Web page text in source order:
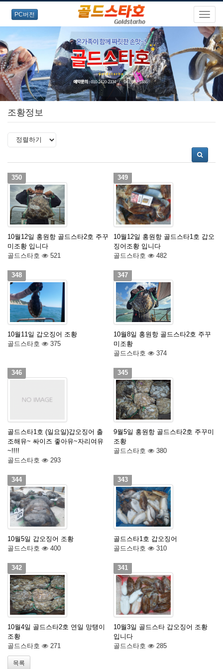
PC버전
조황정보
350
10월12일 홍원항 골드스타2호 주꾸
미조황 입니다
골드스타호
521
349
10월12일 홍원항 골드스타1호 갑오
징어조황 입니다
골드스타호
482
348
10월11일 갑오징어 조황
골드스타호
375
347
10월8일 홍원항 골드스타2호 주꾸
미조황
골드스타호
374
346
골드스타1호 (일요일)갑오징어 출
조해유~ 싸이즈 좋아유~자리여유
~!!!!
골드스타호
293
345
9월5일 홍원항 골드스타2호 주꾸미
조황
골드스타호
380
344
10월5일 갑오징어 조황
골드스타호
400
343
골드스타1호 갑오징어
골드스타호
310
342
10월4일 골드스타2호 연일 망탱이
조황
골드스타호
271
341
10월3일 골드스타 갑오징어 조황
입니다
골드스타호
285
목록